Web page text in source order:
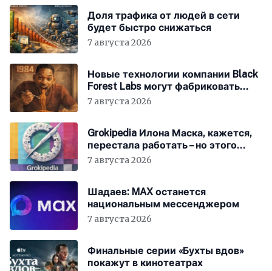
Доля трафика от людей в сети
будет быстро снижаться
7 августа 2026
Новые технологии компании Black
Forest Labs могут фабриковать
историю, как в «1984»
7 августа 2026
Grokipedia Илона Маска, кажется,
перестала работать – но этого
никто не заметил
7 августа 2026
Шадаев: MAX останется
национальным мессенджером
7 августа 2026
Финальные серии «Бухты вдов»
покажут в кинотеатрах